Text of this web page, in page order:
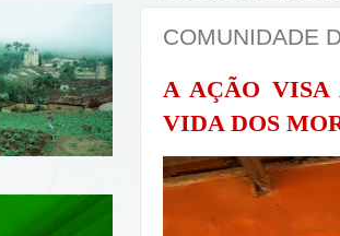
COMUNIDADE
A AÇÃO VISA
VIDA DOS